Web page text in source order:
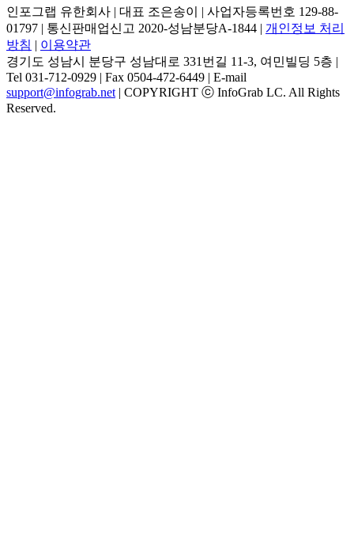
인포그랩 유한회사 | 대표 조은송이 | 사업자등록번호 129-88-
01797 | 통신판매업신고 2020-성남분당A-1844 |
개인정보 처리
방침
이용약관
경기도 성남시 분당구 성남대로 331번길 11-3, 여민빌딩 5층 |
Tel 031-712-0929 | Fax 0504-472-6449 | E-mail
support@infograb.net
| COPYRIGHT ⓒ InfoGrab LC. All Rights
Reserved.